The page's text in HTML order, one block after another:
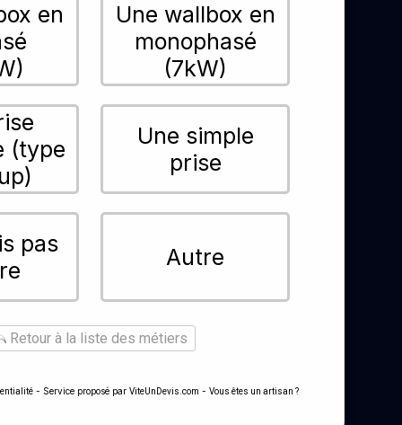
en
Une wallbox en
monophasé
(7kW)
(type
Une simple
prise
pas
Autre
Retour à la liste des métiers
- Service proposé par ViteUnDevis.com - Vous êtes un artisan ?